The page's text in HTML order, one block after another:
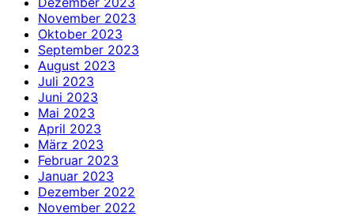
November 2023
Oktober 2023
September 2023
August 2023
Juli 2023
Juni 2023
Mai 2023
April 2023
März 2023
Februar 2023
Januar 2023
Dezember 2022
November 2022